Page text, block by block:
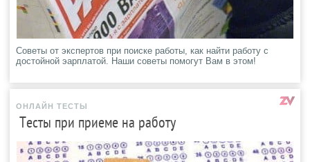
Советы от экспертов при поиске работы, как найти работу с
достойной эарплатой. Наши советы помогут Вам в этом!
ОНЛАЙН ТЕСТЫ
Тесты при приеме на работу